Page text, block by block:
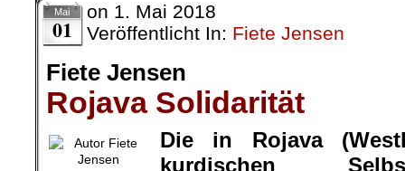
Mai
01
on 1. Mai 2018
Veröffentlicht In: Fiete Jensen
Fiete Jensen
Rojava Solidarität
Die in Rojava
kurdischen